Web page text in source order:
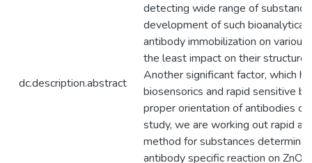
dc.description.abstract
detecting wide range of
development of such
antibody immobilization on
the least impact on their structure
Another significant factor, which
biosensorics and rapid sensitive
proper orientation of antibodies on
study, we are working out rapid
method for substances
antibody specific reaction on ZnO